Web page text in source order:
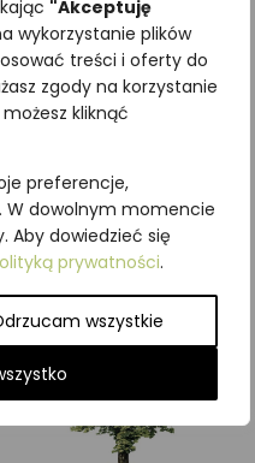
"Akceptuję
wykorzystanie plików
treści i oferty do
zgody na korzystanie
kliknąć
preferencje,
. W dowolnym momencie
Aby dowiedzieć się
prywatności.
wszystkie
cena z ostatnich 30
zł